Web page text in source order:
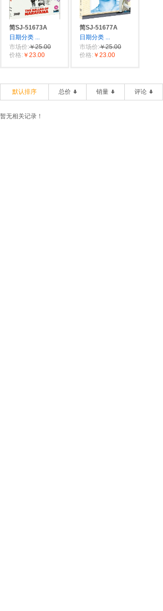
简SJ-51673A
日期分类 ...
市场价:￥25.00
价格: ￥23.00
简SJ-51677A
日期分类 ...
市场价:￥25.00
价格: ￥23.00
默认排序 总价 销量 评论
暂无相关记录！